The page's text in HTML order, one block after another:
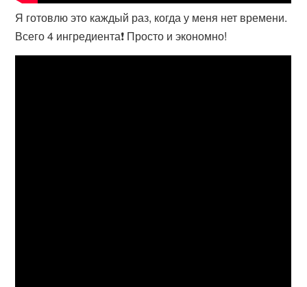
Я готовлю это каждый раз, когда у меня нет времени.
Всего 4 ингредиента❗️ Просто и экономно!